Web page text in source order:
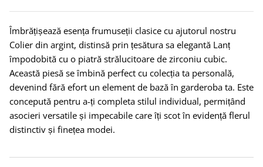
Îmbrățișează esența frumuseții clasice cu ajutorul nostru
Colier din argint, distinsă prin țesătura sa elegantă Lanț
împodobită cu o piatră strălucitoare de zirconiu cubic.
Această piesă se îmbină perfect cu colecția ta personală,
devenind fără efort un element de bază în garderoba ta. Este
concepută pentru a-ți completa stilul individual, permițând
asocieri versatile și impecabile care îți scot în evidență flerul
distinctiv și finețea modei.